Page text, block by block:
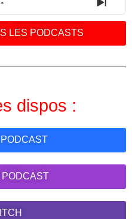
NEXT
LES PODCASTS
dispos :